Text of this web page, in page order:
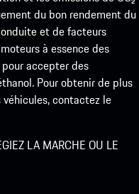
du bon rendement du
et de facteurs
à essence des
accepter des
Pour obtenir de plus
contactez le
LA MARCHE OU LE